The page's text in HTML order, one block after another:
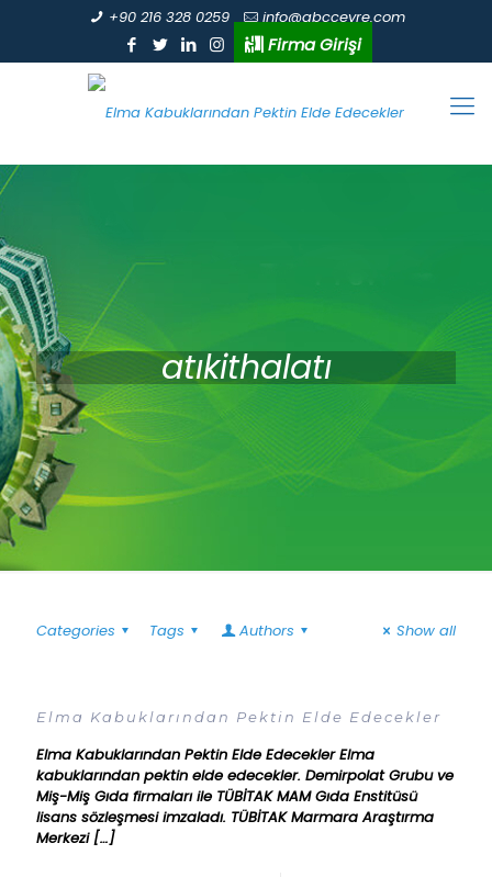
+90 216 328 0259 info@abccevre.com
Firma Girişi
atıkithalatı
Categories Tags Authors Show all
Elma Kabuklarından Pektin Elde Edecekler
Elma Kabuklarından Pektin Elde Edecekler Elma
kabuklarından pektin elde edecekler. Demirpolat Grubu ve
Miş-Miş Gıda firmaları ile TÜBİTAK MAM Gıda Enstitüsü
lisans sözleşmesi imzaladı. TÜBİTAK Marmara Araştırma
Merkezi[…]